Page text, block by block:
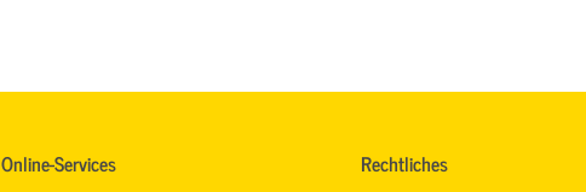
Online-Services
Rechtliches